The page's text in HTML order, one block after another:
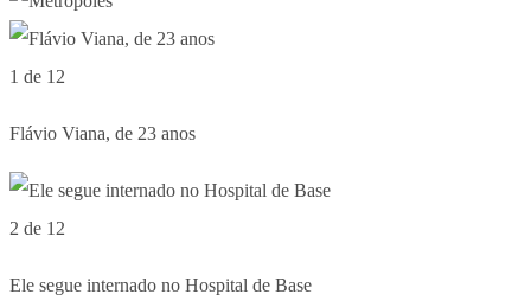
1 de 12
Flávio Viana, de 23 anos
2 de 12
Ele segue internado no Hospital de Base